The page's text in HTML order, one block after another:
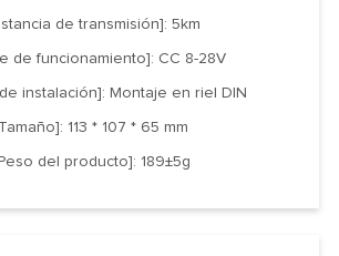
de transmisión]: 5km
de funcionamiento]: CC 8-28V
instalación]: Montaje en riel DIN
113 * 107 * 65 mm
del producto]: 189±5g